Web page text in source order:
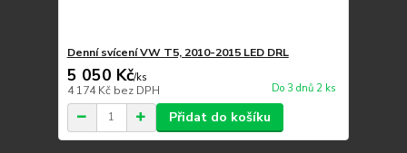
Denní svícení VW T5, 2010-2015 LED DRL
5 050 Kč/ks
4 174 Kč bez DPH Do 3 dnů 2 ks
Přidat do košíku